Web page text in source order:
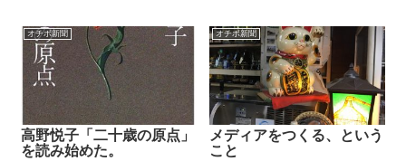
オチボ新聞
高野悦子「二十歳の原点」
を読み始めた。
オチボ新聞
メディアをつくる、という
こと